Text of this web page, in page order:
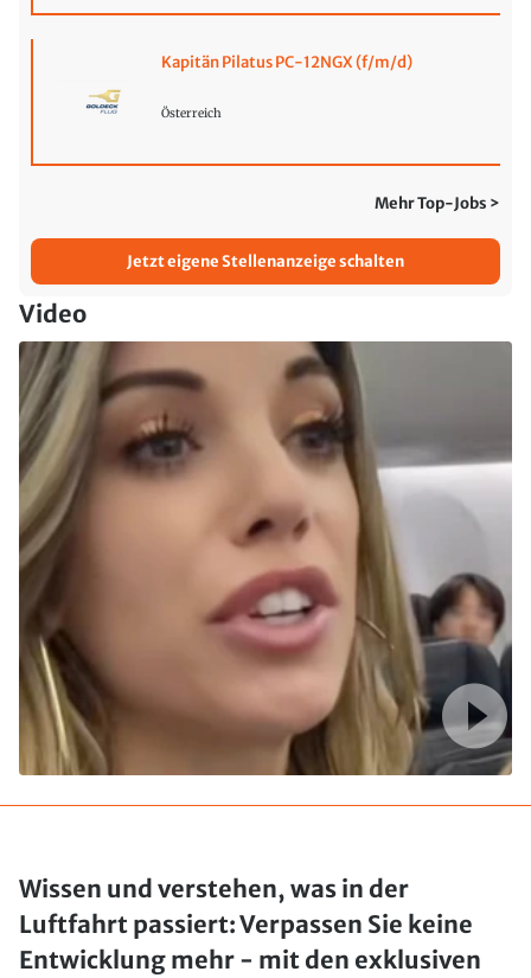
Kapitän Pilatus PC-12NGX (f/m/d)
Österreich
Mehr Top-Jobs >
Jetzt eigene Stellenanzeige schalten
Video
Wissen und verstehen, was in der
Luftfahrt passiert: Verpassen Sie keine
Entwicklung mehr - mit den exklusiven